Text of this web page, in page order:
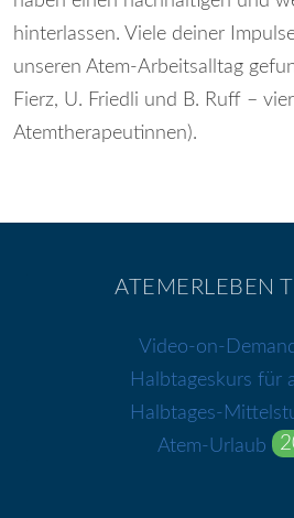
hinterlassen. Viele deiner
unseren Atem-Arbeitsalltag
Fierz, U. Friedli und B. Ruff –
Atemtherapeutinnen).
ATEMERLEBEN
Video-on-
Halbtageskurs für
Halbtages-
Atem-Urlaub